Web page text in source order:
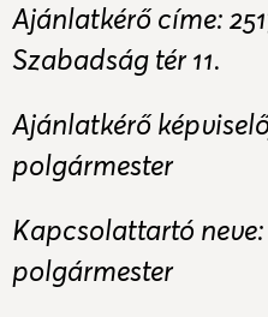
Ajánlatkérő címe:
Szabadság tér 11.
Ajánlatkérő
polgármester
Kapcsolattartó
polgármester